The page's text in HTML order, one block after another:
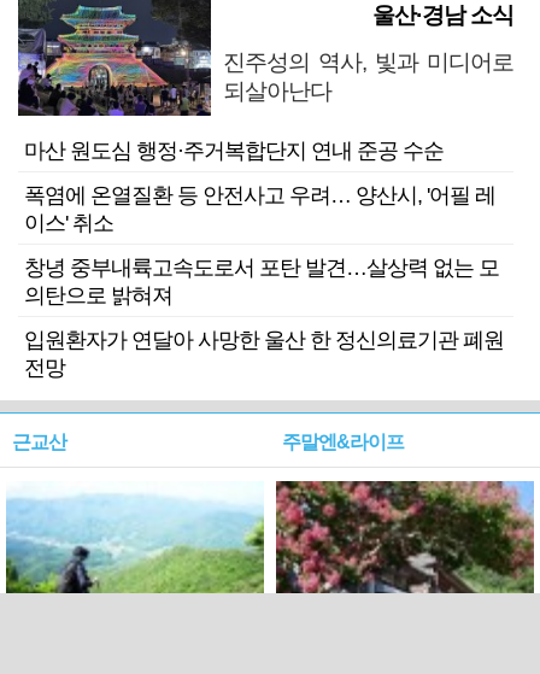
울산·경남 소식
진주성의 역사, 빛과 미디어로
되살아난다
마산 원도심 행정·주거복합단지 연내 준공 수순
폭염에 온열질환 등 안전사고 우려… 양산시, '어필 레
이스' 취소
창녕 중부내륙고속도로서 포탄 발견…살상력 없는 모
의탄으로 밝혀져
입원환자가 연달아 사망한 울산 한 정신의료기관 폐원
전망
근교산 주말엔&라이프